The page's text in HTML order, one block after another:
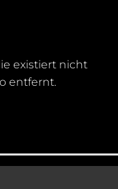
existiert nicht
entfernt.